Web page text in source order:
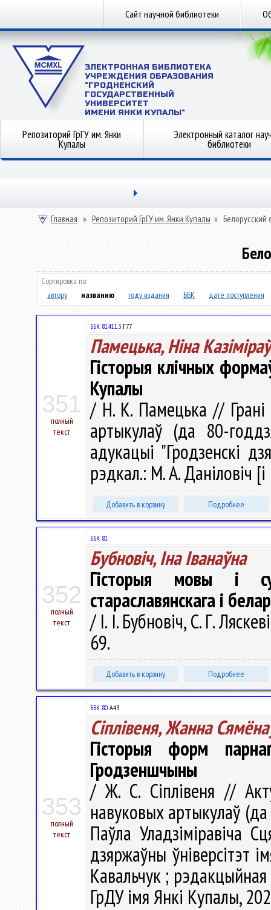
Сайт научной библиотеки
ЭЛЕКТРОННАЯ БИБЛИОТЕКА
УЧРЕЖДЕНИЯ ОБРАЗОВАНИЯ
"ГРОДНЕНСКИЙ
ГОСУДАРСТВЕННЫЙ
УНИВЕРСИТЕТ
ИМЕНИ ЯНКИ КУПАЛЫ"
Репозиторий ГрГУ им. Янки
Купалы
Электронный каталог
библиотеки
Главная » Репозиторий ГрГУ им. Янки Купалы » Белорусский
Сортировка по:
автору
названию году издания ББК дате поступления
351
полный
текст
ББК 81.411.3 Г77
Памецька, Ніна
Гісторыя клічных
Купалы
/ Н. К. Памецька // Грані
артыкулаў (да 80-
адукацыі "Гродзенскі
рэдкал.: М. А. Даніловіч
Добавить в корзину Подробнее
352
полный
текст
ББК 81
Бубновіч, Іна Іванаўна
Гісторыя мовы і
стараславянскага і
/ І. І. Бубновіч, С. Г.
69.
Добавить в корзину Подробнее
353
полный
текст
ББК 80 А43
Сіплівеня, Жанна
Гісторыя форм
Гродзеншчыны
/ Ж. С. Сіплівеня //
навуковых артыкулаў
Паўла Уладзіміравіча
дзяржаўны ўніверсітэт
Кавальчук ; рэдакцыйная
ГрДУ імя Янкі Купалы,